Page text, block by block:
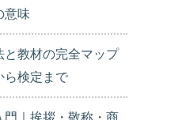
意味
と教材の完全マップ
ら検定まで
門｜挨拶・敬称・商